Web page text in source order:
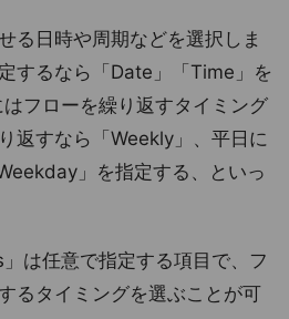
る日時や周期などを選択しま
するなら「Date」「Time」を
フローを繰り返すタイミング
返すなら「Weekly」、平日に
」を指定する、といっ
は任意で指定する項目で、フ
るタイミングを選ぶことが可